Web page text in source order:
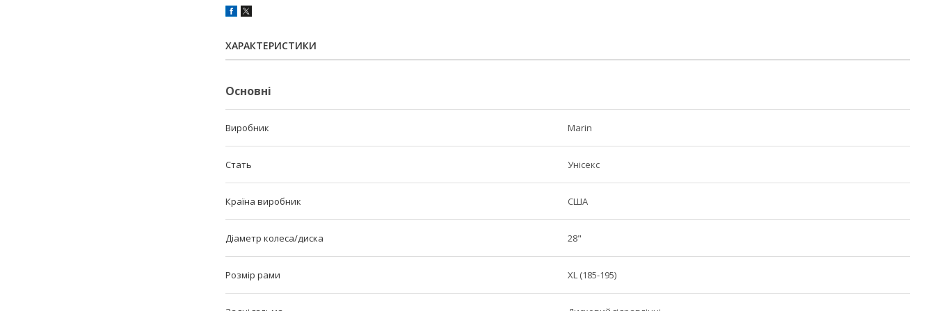
ХАРАКТЕРИСТИКИ
Основні
Виробник Marin
Стать Унісекс
Країна виробник США
Діаметр колеса/диска 28"
Розмір рами XL (185-195)